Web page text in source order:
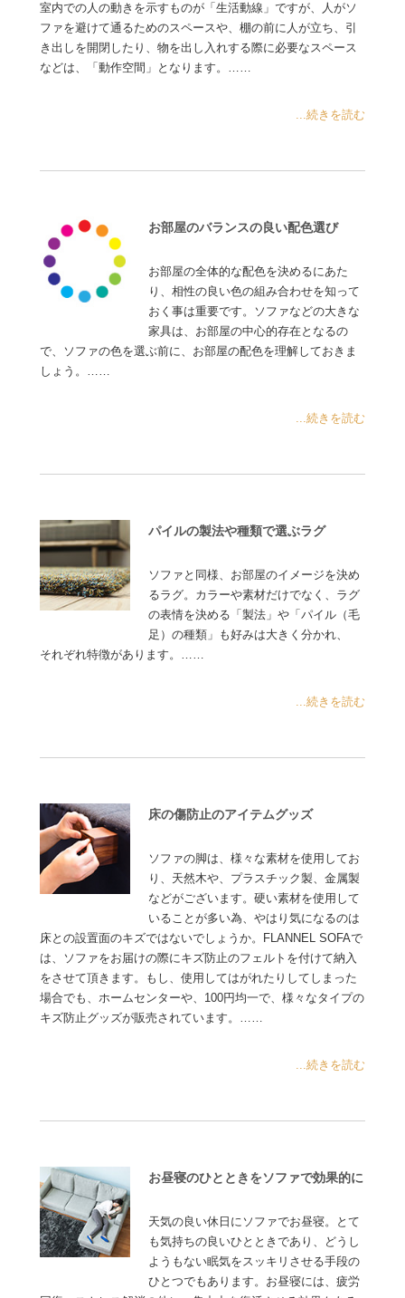
室内での人の動きを示すものが「生活動線」ですが、人がソ
ファを避けて通るためのスペースや、棚の前に人が立ち、引
き出しを開閉したり、物を出し入れする際に必要なスペース
などは、「動作空間」となります。……
...続きを読む
お部屋のバランスの良い配色選び
お部屋の全体的な配色を決めるにあた
り、相性の良い色の組み合わせを知って
おく事は重要です。ソファなどの大きな
家具は、お部屋の中心的存在となるの
で、ソファの色を選ぶ前に、お部屋の配色を理解しておきま
しょう。……
...続きを読む
パイルの製法や種類で選ぶラグ
ソファと同様、お部屋のイメージを決め
るラグ。カラーや素材だけでなく、ラグ
の表情を決める「製法」や「パイル（毛
足）の種類」も好みは大きく分かれ、
それぞれ特徴があります。……
...続きを読む
床の傷防止のアイテムグッズ
ソファの脚は、様々な素材を使用してお
り、天然木や、プラスチック製、金属製
などがございます。硬い素材を使用して
いることが多い為、やはり気になるのは
床との設置面のキズではないでしょうか。FLANNEL SOFAで
は、ソファをお届けの際にキズ防止のフェルトを付けて納入
をさせて頂きます。もし、使用してはがれたりしてしまった
場合でも、ホームセンターや、100円均一で、様々なタイプの
キズ防止グッズが販売されています。……
...続きを読む
お昼寝のひとときをソファで効果的に
天気の良い休日にソファでお昼寝。とて
も気持ちの良いひとときであり、どうし
ようもない眠気をスッキリさせる手段の
ひとつでもあります。お昼寝には、疲労